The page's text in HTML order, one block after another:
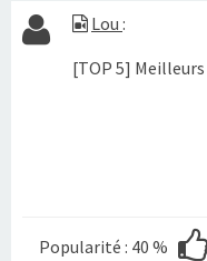
Lou :
[TOP 5]
Popularité : 40 %